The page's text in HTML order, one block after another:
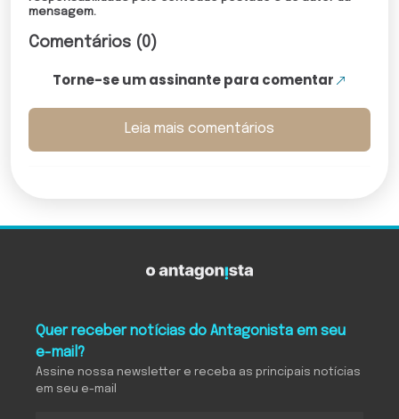
mensagem.
Comentários (0)
Torne-se um assinante para comentar
Leia mais comentários
Quer receber notícias do Antagonista em seu
e-mail?
Assine nossa newsletter e receba as principais notícias
em seu e-mail